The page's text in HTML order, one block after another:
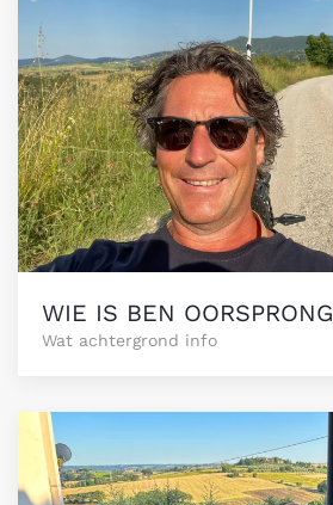
WIE IS BEN OORSPRONG
Wat achtergrond info